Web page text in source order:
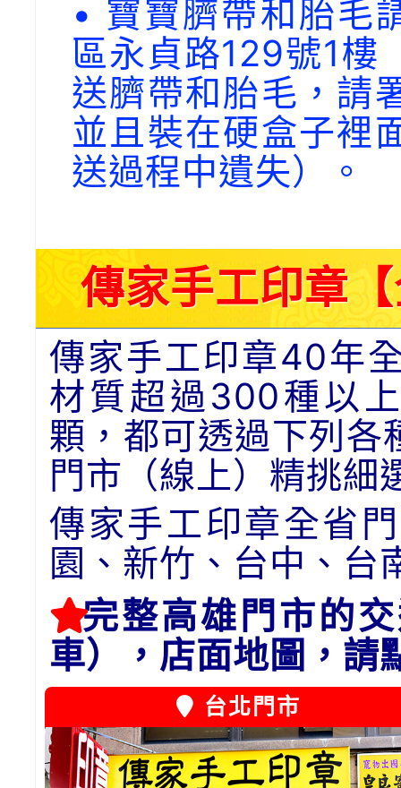
• 寶寶臍帶和胎毛
區永貞路129號1樓
送臍帶和胎毛，請
並且裝在硬盒子裡
送過程中遺失）。
傳家手工印章
傳家手工印章40年
材質超過300種以
顆，都可透過下列各
門市（線上）精挑細
傳家手工印章全省
園、新竹、台中、台
完整高雄門市的
車），店面地圖，請
台北門市